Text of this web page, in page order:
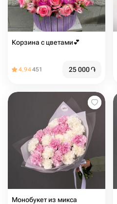
Корзина с цветами💕
4.94451 25 000֏
Монобукет из микса